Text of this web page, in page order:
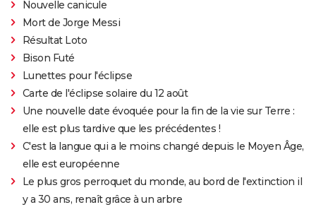
Nouvelle canicule
Mort de Jorge Messi
Résultat Loto
Bison Futé
Lunettes pour l'éclipse
Carte de l'éclipse solaire du 12 août
Une nouvelle date évoquée pour la fin de la vie sur Terre :
elle est plus tardive que les précédentes !
C'est la langue qui a le moins changé depuis le Moyen Âge,
elle est européenne
Le plus gros perroquet du monde, au bord de l'extinction il
y a 30 ans, renaît grâce à un arbre